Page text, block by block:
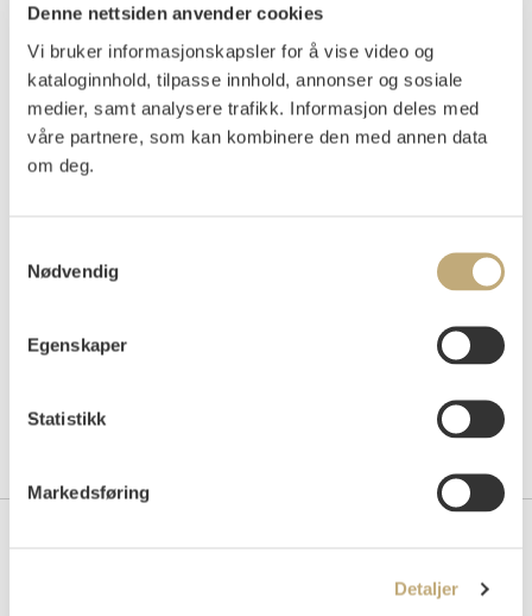
Denne nettsiden anvender cookies
Vi bruker informasjonskapsler for å vise video og
kataloginnhold, tilpasse innhold, annonser og sosiale
medier, samt analysere trafikk. Informasjon deles med
våre partnere, som kan kombinere den med annen data
om deg.
Nødvendig
Egenskaper
Statistikk
Markedsføring
Detaljer
Signert og datert nede t.h.: Erling Enger 45
Vurdering
NOK 20 000–30 000
Auksjonert